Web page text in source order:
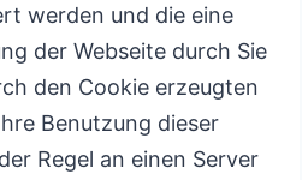
werden und die eine
der Webseite durch Sie
den Cookie erzeugten
Benutzung dieser
Regel an einen Server